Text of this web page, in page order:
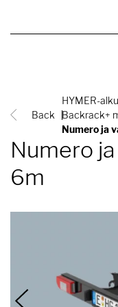
Back
HYMER-
Backrack+
Numero ja
Numero
6m